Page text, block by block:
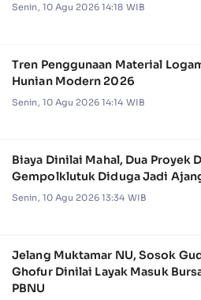
Senin, 10 Agu 2026 14:18 WIB
Tren Penggunaan Material
Hunian Modern 2026
Senin, 10 Agu 2026 14:14 WIB
Biaya Dinilai Mahal, Dua Proyek
Gempolklutuk Diduga Jadi
Senin, 10 Agu 2026 13:34 WIB
Jelang Muktamar NU, Sosok
Ghofur Dinilai Layak Masuk
PBNU